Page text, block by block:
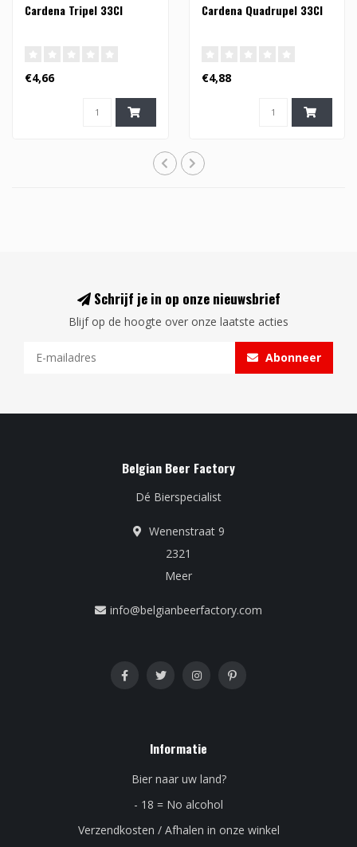
Cardena Tripel 33Cl
€4,66
Cardena Quadrupel 33Cl
€4,88
Schrijf je in op onze nieuwsbrief
Blijf op de hoogte over onze laatste acties
Abonneer
Belgian Beer Factory
Dé Bierspecialist
Wenenstraat 9
2321
Meer
info@belgianbeerfactory.com
Informatie
Bier naar uw land?
- 18 = No alcohol
Verzendkosten / Afhalen in onze winkel